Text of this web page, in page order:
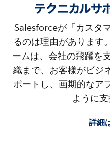
テクニカルサ
Salesforceが「カスタ
るのは理由があります
ームは、会社の飛躍を
織まで、お客様がビジ
ポートし、画期的なア
ように支
詳細